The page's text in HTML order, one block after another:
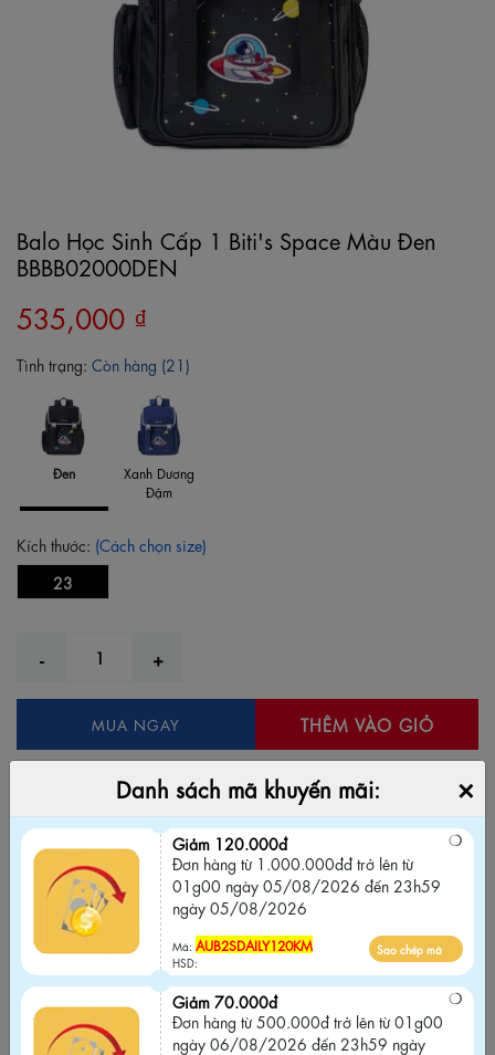
Balo Học Sinh Cấp 1 Biti's Space Màu Đen
BBBB02000DEN
535,000 ₫
Tình trạng: Còn hàng (21)
Xanh Dương
Đậm
Đen
Kích thước: (Cách chọn size)
23
MUA NGAY THÊM VÀO GIỎ
Giảm 120.000đ
Đơn hàng từ 1.000.000đđ trở lên từ 01g00
ngày 05/08/2026 đến 23h59 ngày
05/08/2026
Mã:
HSD:
Giảm 70.000đ
Đơn hàng từ 500.000đ trở lên từ 01g00
ngày 06/08/2026 đến 23h59 ngày
Danh sách mã khuyến mãi: ×
Giảm 120.000đ
Đơn hàng từ 1.000.000đđ trở lên từ
01g00 ngày 05/08/2026 đến 23h59
ngày 05/08/2026
Mã: AUB2SDAILY120KM
HSD:
Sao chép mã
Giảm 70.000đ
Đơn hàng từ 500.000đ trở lên từ 01g00
ngày 06/08/2026 đến 23h59 ngày